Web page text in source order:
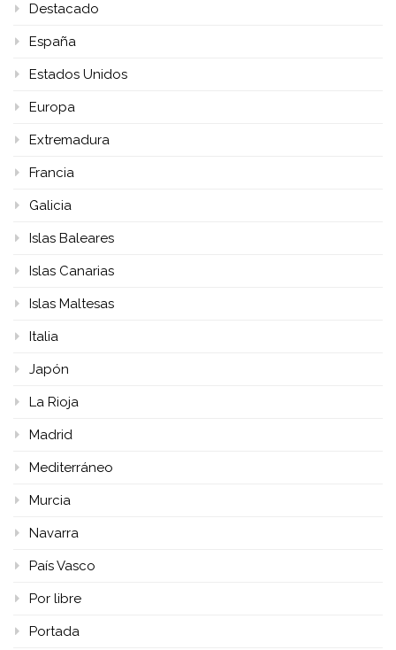
Destacado
España
Estados Unidos
Europa
Extremadura
Francia
Galicia
Islas Baleares
Islas Canarias
Islas Maltesas
Italia
Japón
La Rioja
Madrid
Mediterráneo
Murcia
Navarra
País Vasco
Por libre
Portada